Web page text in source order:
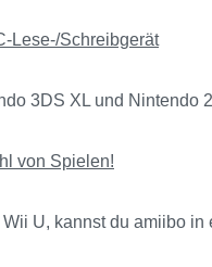
Lese-/Schreibgerät
3DS XL und Nintendo
von Spielen!
U, kannst du amiibo